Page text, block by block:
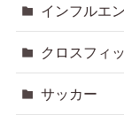
インフルエ
クロスフィ
サッカー